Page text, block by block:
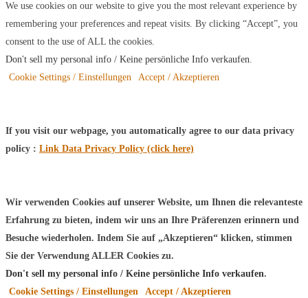
We use cookies on our website to give you the most relevant experience by
remembering your preferences and repeat visits. By clicking “Accept”, you
consent to the use of ALL the cookies.
Don't sell my personal info / Keine persönliche Info verkaufen.
Cookie Settings / Einstellungen
Accept / Akzeptieren
If you visit our webpage, you automatically agree to our data privacy
policy : Link Data Privacy Policy (click here)
Wir verwenden Cookies auf unserer Website, um Ihnen die relevanteste
Erfahrung zu bieten, indem wir uns an Ihre Präferenzen erinnern und
Besuche wiederholen. Indem Sie auf „Akzeptieren“ klicken, stimmen
Sie der Verwendung ALLER Cookies zu.
Don't sell my personal info / Keine persönliche Info verkaufen.
Cookie Settings / Einstellungen
Accept / Akzeptieren